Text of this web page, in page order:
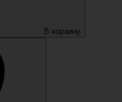
В корзину